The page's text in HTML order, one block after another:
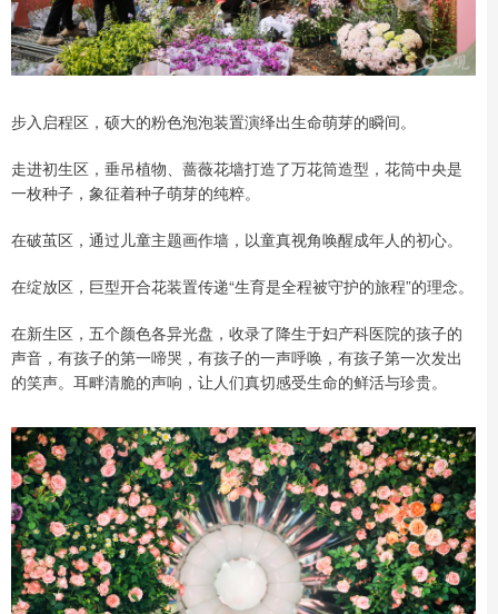
步入启程区，硕大的粉色泡泡装置演绎出生命萌芽的瞬间。
走进初生区，垂吊植物、蔷薇花墙打造了万花筒造型，花筒中央是
一枚种子，象征着种子萌芽的纯粹。
在破茧区，通过儿童主题画作墙，以童真视角唤醒成年人的初心。
在绽放区，巨型开合花装置传递“生育是全程被守护的旅程”的理念。
在新生区，五个颜色各异光盘，收录了降生于妇产科医院的孩子的
声音，有孩子的第一啼哭，有孩子的一声呼唤，有孩子第一次发出
的笑声。耳畔清脆的声响，让人们真切感受生命的鲜活与珍贵。